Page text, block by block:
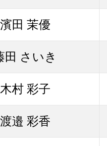
濱田 茉優
田 さいき
木村 彩子
渡邉 彩香